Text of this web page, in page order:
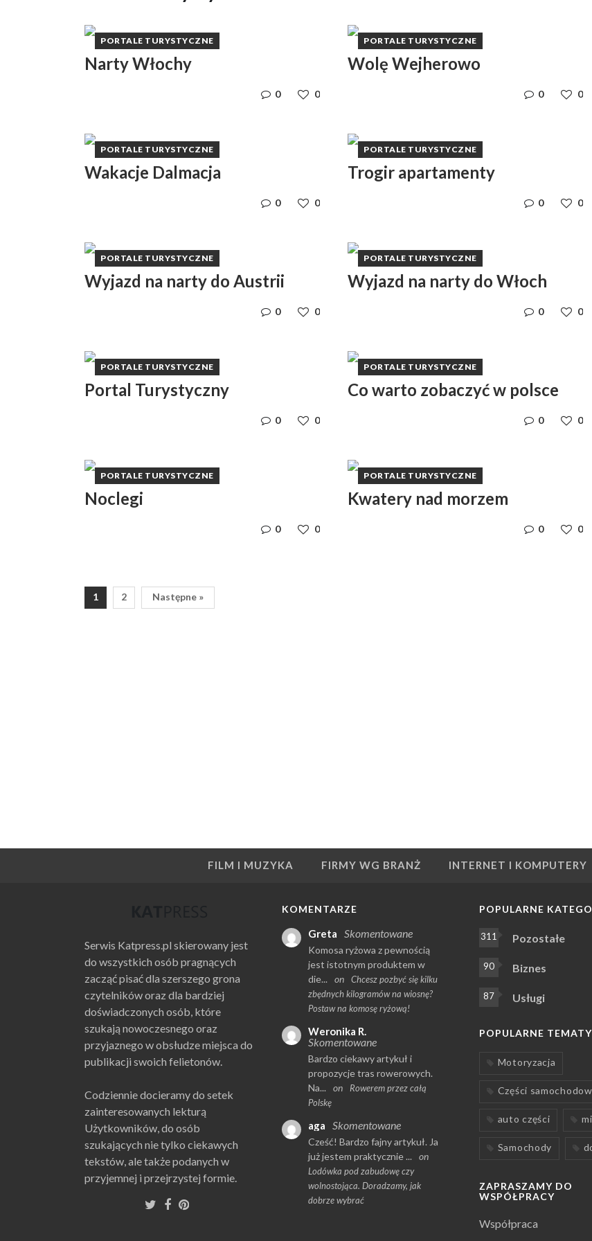
PORTALE TURYSTYCZNE
Narty Włochy
0
0
PORTALE TURYSTYCZNE
Wolę Wejherowo
0
0
PORTALE TURYSTYCZNE
Wakacje Dalmacja
0
0
PORTALE TURYSTYCZNE
Trogir apartamenty
0
0
PORTALE TURYSTYCZNE
Wyjazd na narty do Austrii
0
0
PORTALE TURYSTYCZNE
Wyjazd na narty do Włoch
0
0
PORTALE TURYSTYCZNE
Portal Turystyczny
0
0
PORTALE TURYSTYCZNE
Co warto zobaczyć w polsce
0
0
PORTALE TURYSTYCZNE
Noclegi
0
0
PORTALE TURYSTYCZNE
Kwatery nad morzem
0
0
1 2 Następne »
FILM I MUZYKA FIRMY WG BRANŻ INTERNET I KOMPUTERY
Serwis Katpress.pl skierowany jest
do wszystkich osób pragnących
zacząć pisać dla szerszego grona
czytelników oraz dla bardziej
doświadczonych osób, które
szukają nowoczesnego oraz
przyjaznego w obsłudze miejsca do
publikacji swoich felietonów.
Codziennie docieramy do setek
zainteresowanych lekturą
Użytkowników, do osób
szukających nie tylko ciekawych
tekstów, ale także podanych w
przyjemnej i przejrzystej formie.
KOMENTARZE
Greta Skomentowane
Komosa ryżowa z pewnością
jest istotnym produktem w
die...
on
Chcesz pozbyć się kilku
zbędnych kilogramów na wiosnę?
Postaw na komosę ryżową!
Weronika R.
Skomentowane
Bardzo ciekawy artykuł i
propozycje tras rowerowych.
Na...
on
Rowerem przez całą
Polskę
aga Skomentowane
Cześć! Bardzo fajny artykuł. Ja
już jestem praktycznie ...
on
Lodówka pod zabudowę czy
wolnostojąca. Doradzamy, jak
dobrze wybrać
POPULARNE
311 Pozostałe
90 Biznes
87 Usługi
POPULARNE TEMATY
Motoryzacja
Części
auto części
Samochody
ZAPRASZAMY DO
WSPÓŁPRACY
Współpraca